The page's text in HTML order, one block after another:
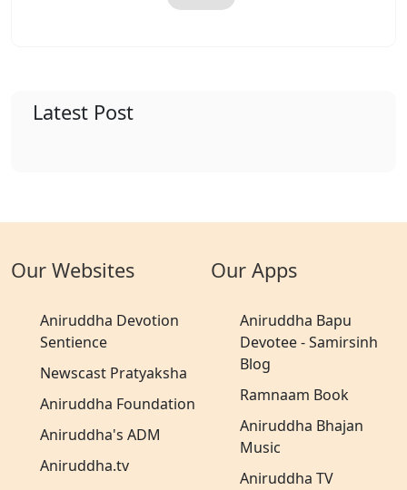
Latest Post
Our Websites
Aniruddha Devotion
Sentience
Newscast Pratyaksha
Aniruddha Foundation
Aniruddha's ADM
Aniruddha.tv
Our Apps
Aniruddha Bapu
Devotee - Samirsinh
Blog
Ramnaam Book
Aniruddha Bhajan
Music
Aniruddha TV